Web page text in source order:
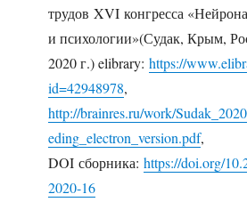
трудов XVI конгресса
и психологии»(Судак, Крым,
2020 г.) elibrary:https://
id=42948978,
http://brainres.ru/work/
eding_electron_version.pdf,
DOI сборника:https://doi.org/
2020-16